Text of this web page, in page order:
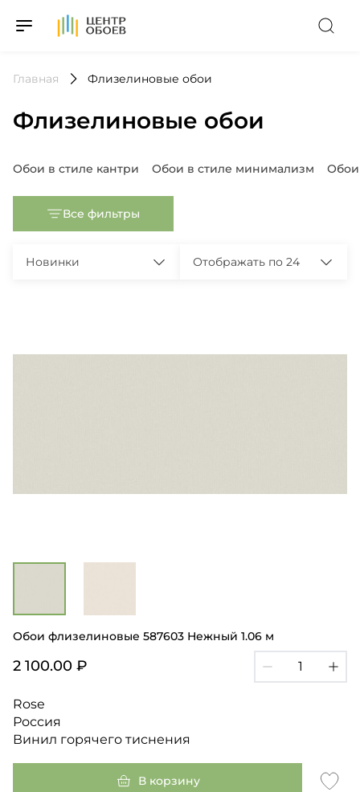
На Главную
Главная Флизелиновые обои
Флизелиновые обои
Популярные запросы
Обои в стиле кантри Обои в стиле минимализм Обои
Все фильтры
Новинки Отображать по 24
Обои флизелиновые 587603 Нежный 1.06 м
2 100.00 ₽
Rose
Россия
Винил горячего тиснения
В корзину